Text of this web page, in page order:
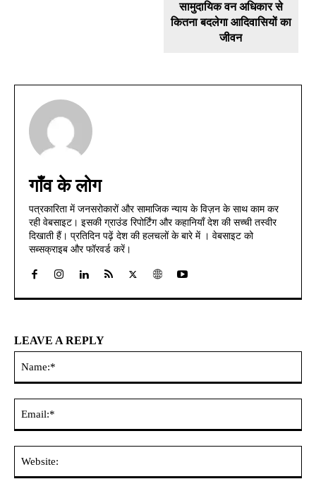
सामुदायिक वन अधिकार से
कितना बदलेगा आदिवासियों का
जीवन
गाँव के लोग
पत्रकारिता में जनसरोकारों और सामाजिक न्याय के विज़न के साथ काम कर
रही वेबसाइट। इसकी ग्राउंड रिपोर्टिंग और कहानियाँ देश की सच्ची तस्वीर
दिखाती हैं। प्रतिदिन पढ़ें देश की हलचलों के बारे में । वेबसाइट को
सब्सक्राइब और फॉरवर्ड करें।
LEAVE A REPLY